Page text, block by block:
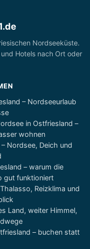
Nordseeküste.
Hotels nach Ort oder
– Nordseeurlaub
in Ostfriesland –
wohnen
Nordsee, Deich und
– warum die
gut funktioniert
Reizklima und
Land, weiter Himmel,
– buchen statt